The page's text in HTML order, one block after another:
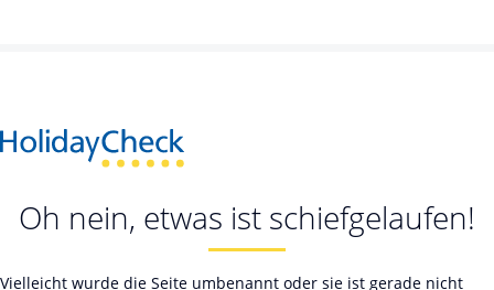
Oh nein, etwas ist schiefgelaufen!
Vielleicht wurde die Seite umbenannt oder sie ist gerade nicht